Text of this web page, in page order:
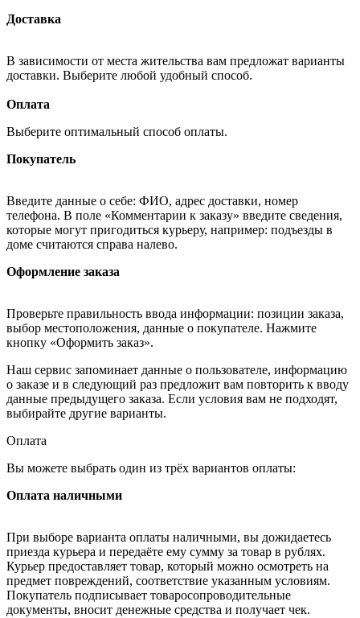
Доставка
В зависимости от места жительства вам предложат варианты
доставки. Выберите любой удобный способ.
Оплата
Выберите оптимальный способ оплаты.
Покупатель
Введите данные о себе: ФИО, адрес доставки, номер
телефона. В поле «Комментарии к заказу» введите сведения,
которые могут пригодиться курьеру, например: подъезды в
доме считаются справа налево.
Оформление заказа
Проверьте правильность ввода информации: позиции заказа,
выбор местоположения, данные о покупателе. Нажмите
кнопку «Оформить заказ».
Наш сервис запоминает данные о пользователе, информацию
о заказе и в следующий раз предложит вам повторить к вводу
данные предыдущего заказа. Если условия вам не подходят,
выбирайте другие варианты.
Оплата
Вы можете выбрать один из трёх вариантов оплаты:
Оплата наличными
При выборе варианта оплаты наличными, вы дожидаетесь
приезда курьера и передаёте ему сумму за товар в рублях.
Курьер предоставляет товар, который можно осмотреть на
предмет повреждений, соответствие указанным условиям.
Покупатель подписывает товаросопроводительные
документы, вносит денежные средства и получает чек.